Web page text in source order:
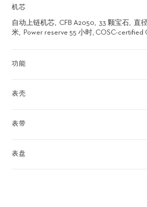
机芯
自动上链机芯 CFB A2050 33 颗宝石 直
米
Power reserve 55 小时, COSC-certified
功能
表壳
表带
表盘